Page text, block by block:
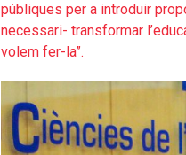
públiques per a introduir
necessari- transformar
volem fer-la”.